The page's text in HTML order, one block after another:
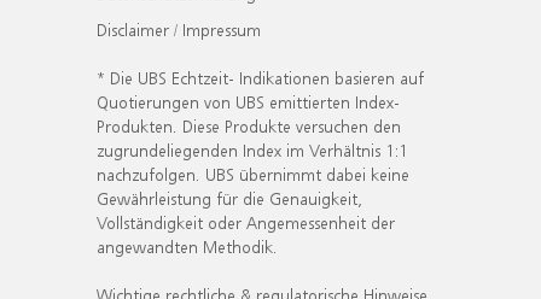
Disclaimer / Impressum
* Die UBS Echtzeit- Indikationen basieren auf
Quotierungen von UBS emittierten Index-
Produkten. Diese Produkte versuchen den
zugrundeliegenden Index im Verhältnis 1:1
nachzufolgen. UBS übernimmt dabei keine
Gewährleistung für die Genauigkeit,
Vollständigkeit oder Angemessenheit der
angewandten Methodik.